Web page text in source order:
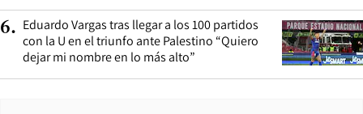
6. Eduardo Vargas tras llegar a los 100 partidos
con la U en el triunfo ante Palestino “Quiero
dejar mi nombre en lo más alto”